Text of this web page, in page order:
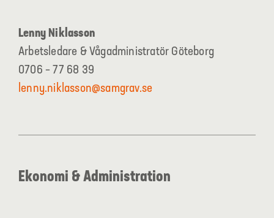
Lenny Niklasson
Arbetsledare & Vågadministratör Göteborg
0706 – 77 68 39
lenny.niklasson@samgrav.se
Ekonomi & Administration